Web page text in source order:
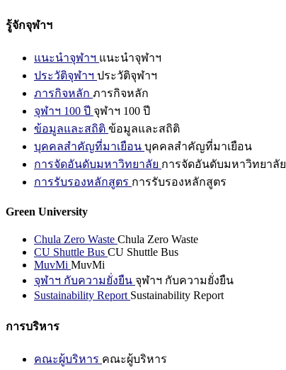
รู้จักจุฬาฯ
แนะนำจุฬาฯ แนะนำจุฬาฯ
ประวัติจุฬาฯ ประวัติจุฬาฯ
ภารกิจหลัก ภารกิจหลัก
จุฬาฯ 100 ปี จุฬาฯ 100 ปี
ข้อมูลและสถิติ ข้อมูลและสถิติ
บุคคลสำคัญที่มาเยือน บุคคลสำคัญที่มาเยือน
การจัดอันดับมหาวิทยาลัย การจัดอันดับมหาวิทยาลัย
การรับรองหลักสูตร การรับรองหลักสูตร
Green University
Chula Zero Waste Chula Zero Waste
CU Shuttle Bus CU Shuttle Bus
MuvMi MuvMi
จุฬาฯ กับความยั่งยืน จุฬาฯ กับความยั่งยืน
Sustainability Report Sustainability Report
การบริหาร
คณะผู้บริหาร คณะผู้บริหาร